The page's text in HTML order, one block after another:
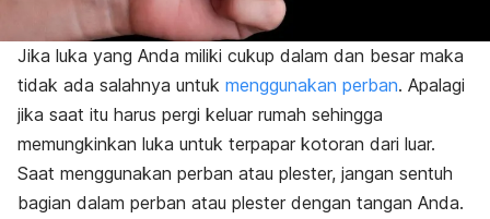
Jika luka yang Anda miliki cukup dalam dan besar maka
tidak ada salahnya untuk menggunakan perban. Apalagi
jika saat itu harus pergi keluar rumah sehingga
memungkinkan luka untuk terpapar kotoran dari luar.
Saat menggunakan perban atau plester, jangan sentuh
bagian dalam perban atau plester dengan tangan Anda.